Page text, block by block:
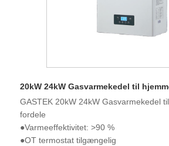
20kW 24kW Gasvarmekedel til
GASTEK 20kW 24kW Gasvarmekedel
fordele
●Varmeeffektivitet: >90 %
●OT termostat tilgængelig